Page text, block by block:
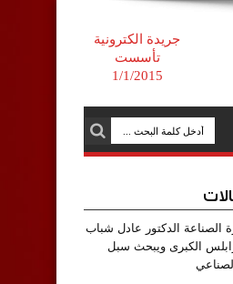
جريدة الكترونية
تأسست
1/1/2015
الصناعة الدكتور عادل شباب
الكبرى ويبحث سبل